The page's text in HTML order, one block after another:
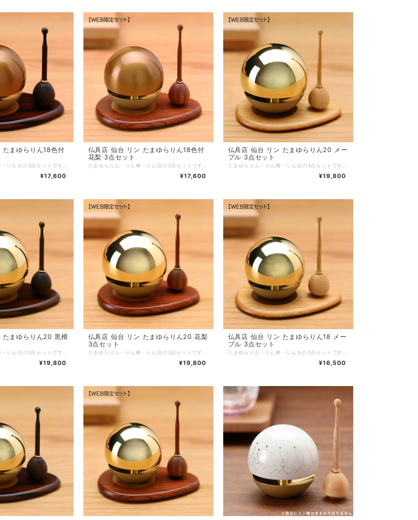
¥17,600
仏具店 仙台 リン たまゆらりん18色付
花梨 3点セット
¥17,600
仏具店 仙台 リン たまゆらりん20 メー
プル 3点セット
¥19,800
¥19,800
仏具店 仙台 リン たまゆらりん20 花梨
3点セット
¥19,800
仏具店 仙台 リン たまゆらりん18 メー
プル 3点セット
¥16,500